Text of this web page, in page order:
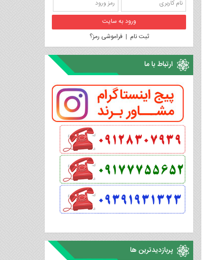
ثبت نام |فراموشی رمز؟
ارتباط با ما
پربازدیدترین ها